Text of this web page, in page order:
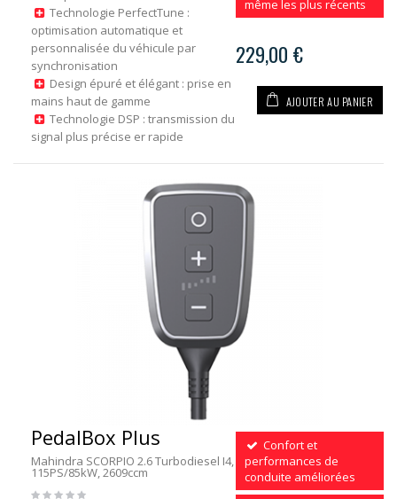
Technologie PerfectTune :
optimisation automatique et
personnalisée du véhicule par
synchronisation
Design épuré et élégant : prise en
mains haut de gamme
Technologie DSP : transmission du
signal plus précise er rapide
même les plus récents
229,00 €
AJOUTER AU PANIER
PedalBox Plus
Mahindra SCORPIO 2.6 Turbodiesel I4,
115PS/85kW, 2609ccm
Confort et
performances de
conduite améliorées